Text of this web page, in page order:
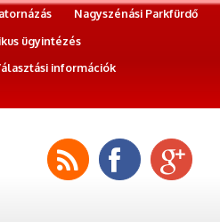
Nagyszénási Parkfürdő
ügyintézés
információk